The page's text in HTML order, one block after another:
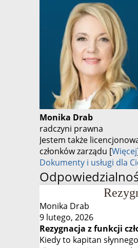
Monika Drab
radczyni prawna
Jestem także
członków zarządu [Więcej
Dokumenty i usługi dla
Monika Drab
9 lutego, 2026
Rezygnacja z funkcji
Kiedy to kapitan